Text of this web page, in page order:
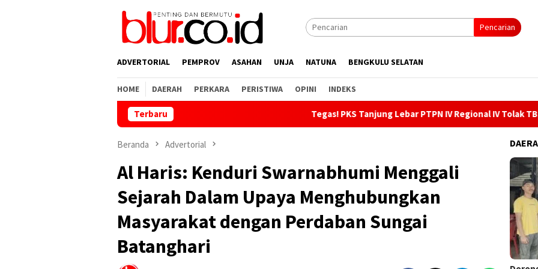
Pencarian
ADVERTORIAL PEMPROV ASAHAN UNJA NATUNA BENGKULU SELATAN
HOME DAERAH PERKARA PERISTIWA OPINI INDEKS
Terbaru Tegas! PKS Tanjung Lebar PTPN IV Regional IV Tolak TBS Ilegal,
Beranda Advertorial
Al Haris: Kenduri Swarnabhumi Menggali
Sejarah Dalam Upaya Menghubungkan
Masyarakat dengan Perdaban Sungai
Batanghari